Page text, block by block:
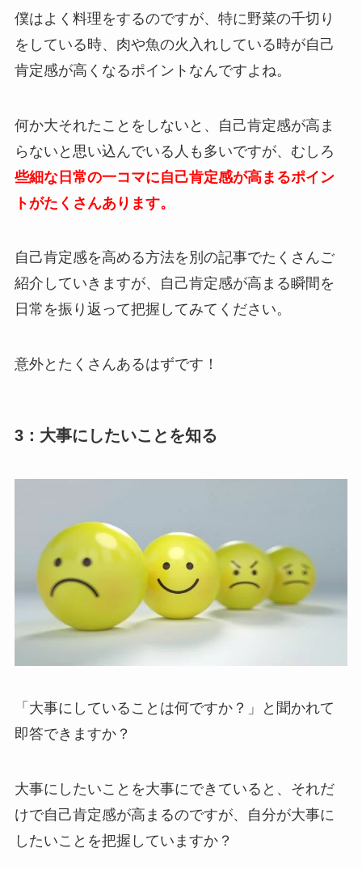
僕はよく料理をするのですが、特に野菜の千切り
をしている時、肉や魚の火入れしている時が自己
肯定感が高くなるポイントなんですよね。
何か大それたことをしないと、自己肯定感が高ま
らないと思い込んでいる人も多いですが、むしろ
些細な日常の一コマに自己肯定感が高まるポイン
トがたくさんあります。
自己肯定感を高める方法を別の記事でたくさんご
紹介していきますが、自己肯定感が高まる瞬間を
日常を振り返って把握してみてください。
意外とたくさんあるはずです！
3：大事にしたいことを知る
「大事にしていることは何ですか？」と聞かれて
即答できますか？
大事にしたいことを大事にできていると、それだ
けで自己肯定感が高まるのですが、自分が大事に
したいことを把握していますか？